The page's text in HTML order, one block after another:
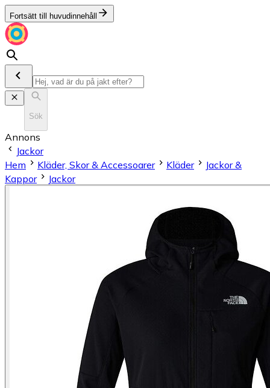
Fortsätt till huvudinnehåll
Sök
Annons
Jackor
Hem
Kläder, Skor & Accessoarer Kläder
Jackor &
Kappor
Jackor